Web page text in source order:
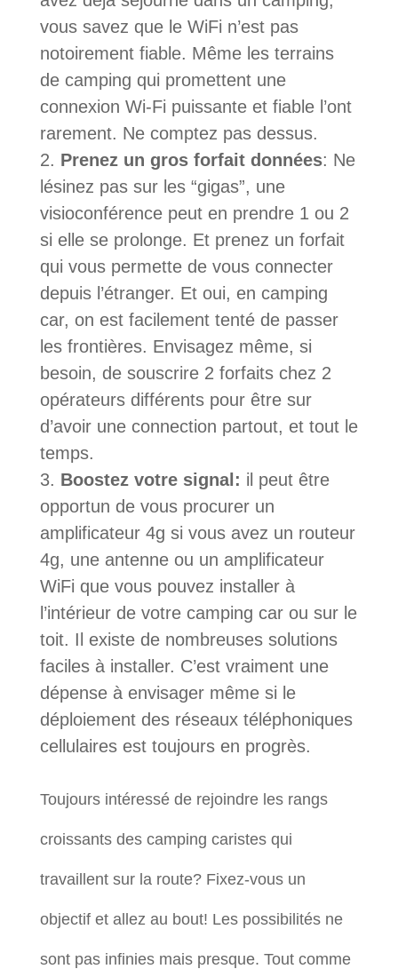
vous savez que le WiFi n’est pas
notoirement fiable. Même les terrains
de camping qui promettent une
connexion Wi-Fi puissante et fiable l’ont
rarement. Ne comptez pas dessus.
Prenez un gros forfait données: Ne
lésinez pas sur les “gigas”, une
visioconférence peut en prendre 1 ou 2
si elle se prolonge. Et prenez un forfait
qui vous permette de vous connecter
depuis l’étranger. Et oui, en camping
car, on est facilement tenté de passer
les frontières. Envisagez même, si
besoin, de souscrire 2 forfaits chez 2
opérateurs différents pour être sur
d’avoir une connection partout, et tout le
temps.
Boostez votre signal: il peut être
opportun de vous procurer un
amplificateur 4g si vous avez un routeur
4g, une antenne ou un amplificateur
WiFi que vous pouvez installer à
l’intérieur de votre camping car ou sur le
toit. Il existe de nombreuses solutions
faciles à installer. C’est vraiment une
dépense à envisager même si le
déploiement des réseaux téléphoniques
cellulaires est toujours en progrès.
Toujours intéressé de rejoindre les rangs
croissants des camping caristes qui
travaillent sur la route? Fixez-vous un
objectif et allez au bout! Les possibilités ne
sont pas infinies mais presque. Tout comme